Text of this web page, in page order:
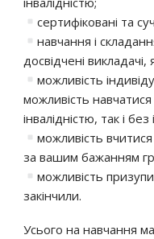
сертифіковані та
навчання і
досвідчені
можливість
можливість навчатися
інвалідністю, так і без
можливість
за вашим бажанням
можливість
закінчили.
Усього на навчання